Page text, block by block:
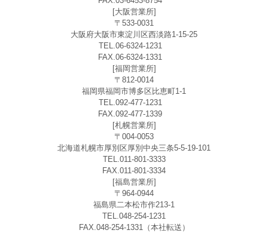
[大阪営業所]
〒533-0031
大阪府大阪市東淀川区西淡路1-15-25
TEL.06-6324-1231
FAX.06-6324-1331
[福岡営業所]
〒812-0014
福岡県福岡市博多区比恵町1-1
TEL.092-477-1231
FAX.092-477-1339
[札幌営業所]
〒004-0053
北海道札幌市厚別区厚別中央三条5-5-19-101
TEL.011-801-3333
FAX.011-801-3334
[福島営業所]
〒964-0944
福島県二本松市作213-1
TEL.048-254-1231
FAX.048-254-1331（本社転送）